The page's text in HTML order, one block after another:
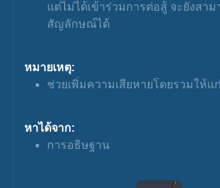
แต่ไม่ได้เข้าร่วมการต่อสู้ จะยังสาม
สัญลักษณ์ได้
หมายเหตุ:
ช่วยเพิ่มความเสียหายโดยรวมให้แ
หาได้จาก:
การอธิษฐาน